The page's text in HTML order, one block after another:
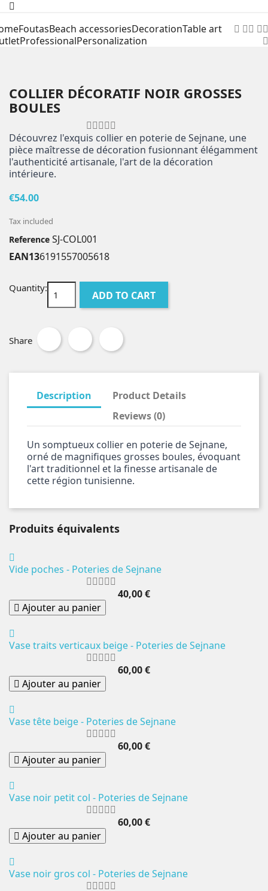
FoutasBeach accessoriesDecorationTable art
ProfessionalPersonalization
COLLIER DÉCORATIF NOIR GROSSES
BOULES
Découvrez l'exquis collier en poterie de Sejnane, une
pièce maîtresse de décoration fusionnant élégamment
l'authenticité artisanale, l'art de la décoration
intérieure.
€54.00
Tax included
Reference SJ-COL001
EAN136191557005618
Quantity:
ADD TO CART
Share
Description
Product Details
Reviews (0)
Un somptueux collier en poterie de Sejnane,
orné de magnifiques grosses boules, évoquant
l'art traditionnel et la finesse artisanale de
cette région tunisienne.
Produits équivalents
Vide poches - Poteries de Sejnane
40,00 €
Ajouter au panier
Vase traits verticaux beige - Poteries de Sejnane
60,00 €
Ajouter au panier
Vase tête beige - Poteries de Sejnane
60,00 €
Ajouter au panier
Vase noir petit col - Poteries de Sejnane
60,00 €
Ajouter au panier
Vase noir gros col - Poteries de Sejnane